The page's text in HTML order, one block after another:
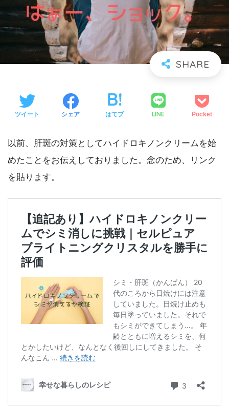
ツイート シェア はてブ LINE Pocket
以前、肝斑の対策としてハイドロキノンクリームを始
めたことをお伝えしておりました。念のため、リンク
を貼ります。